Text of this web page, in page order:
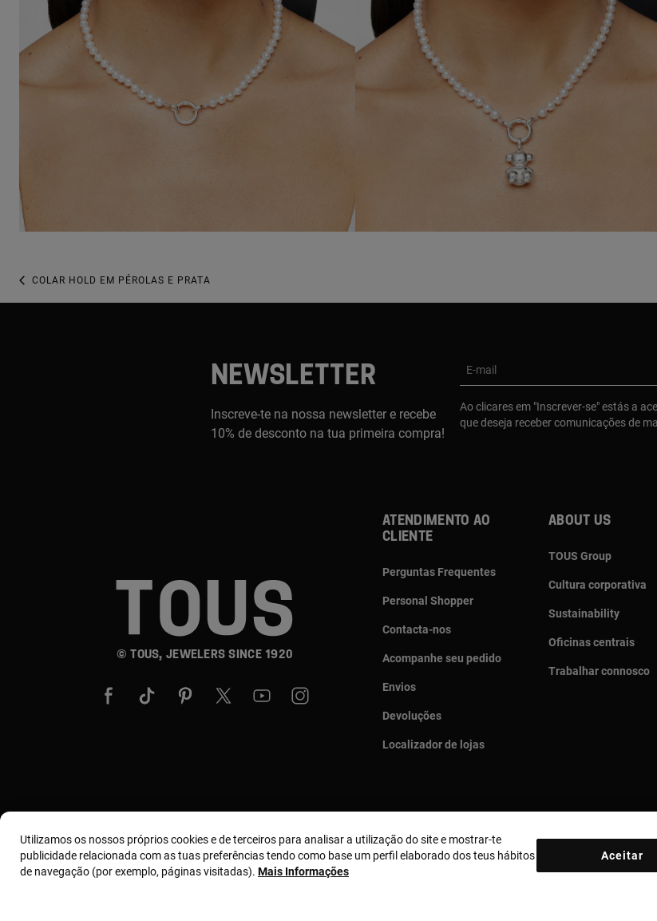
COLAR HOLD EM PÉROLAS E PRATA
NEWSLETTER
Inscreve-te na nossa newsletter e recebe
10% de desconto na tua primeira compra!
E-mail
Ao clicares em "Inscrever-se" estás a
que deseja receber comunicações de
© TOUS, JEWELERS SINCE 1920
Atendimento ao
cliente
Perguntas Frequentes
Personal Shopper
Contacta-nos
Acompanhe seu pedido
Envios
Devoluções
Localizador de lojas
About us
TOUS Group
Cultura corporativa
Sustainability
Oficinas centrais
Trabalhar connosco
País e moeda:
Utilizamos os nossos próprios cookies e de terceiros para analisar a utilização do site e mostrar-te
publicidade relacionada com as tuas preferências tendo como base um perfil elaborado dos teus hábitos
de navegação (por exemplo, páginas visitadas). Mais Informações
Aceitar